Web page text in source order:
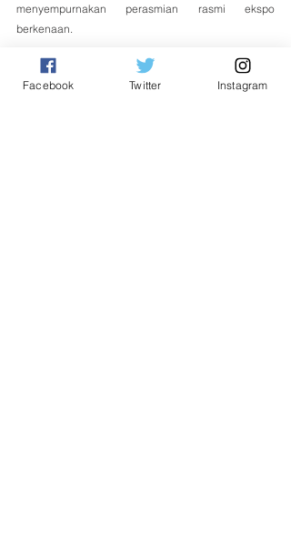
menyempurnakan perasmian rasmi ekspo
berkenaan.
Turut serta dalam lawatan kerja itu, Setiausaha Tetap
MINDET Datuk Thomas Logijin, CEO KKIP Cecilia
Facebook Twitter Instagram